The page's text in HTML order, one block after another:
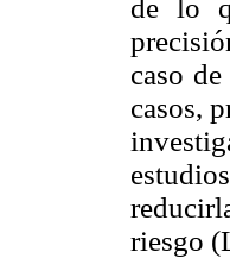
de lo
caso
casos,
riesgo